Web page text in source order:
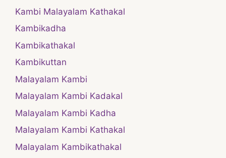
Kambi Malayalam Kathakal
Kambikadha
Kambikathakal
Kambikuttan
Malayalam Kambi
Malayalam Kambi Kadakal
Malayalam Kambi Kadha
Malayalam Kambi Kathakal
Malayalam Kambikathakal